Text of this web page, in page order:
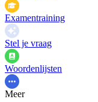
Examentraining
Stel je vraag
Woordenlijsten
Meer